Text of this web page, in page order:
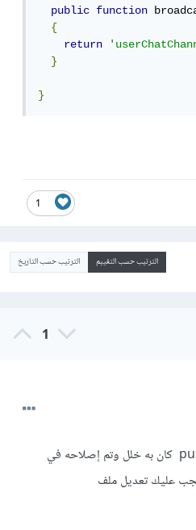
public function
{
return
}
}
1
الترتيب حسب التقييم الترتيب حسب التاريخ
1
المشكلة أن الإصدار 5.0 من pusher كان به خلل وتم إصلاحه في
عليك تعديل ملف